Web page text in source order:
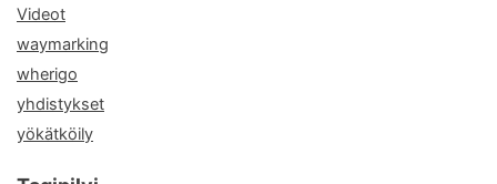
Videot
waymarking
wherigo
yhdistykset
yökätköily